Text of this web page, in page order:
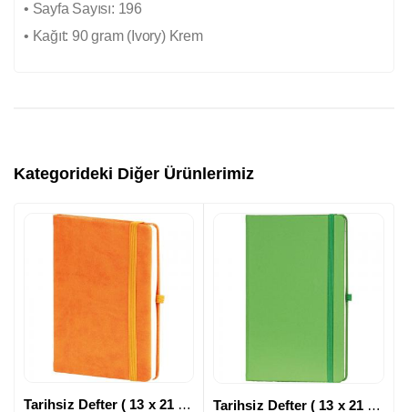
• Sayfa Sayısı: 196
• Kağıt: 90 gram (Ivory) Krem
Kategorideki Diğer Ürünlerimiz
Tarihsiz Defter ( 13 x 21 cm ) Tarihsiz Defter ( 13 x 21 cm )